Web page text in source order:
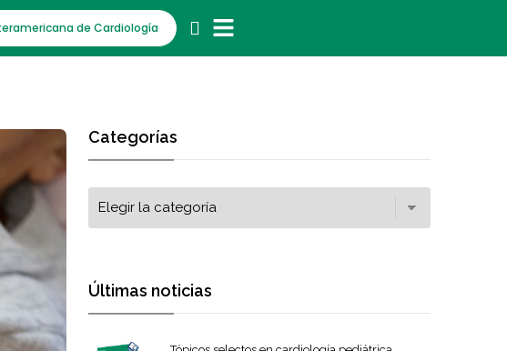
de Cardiología
Categorías
Últimas noticias